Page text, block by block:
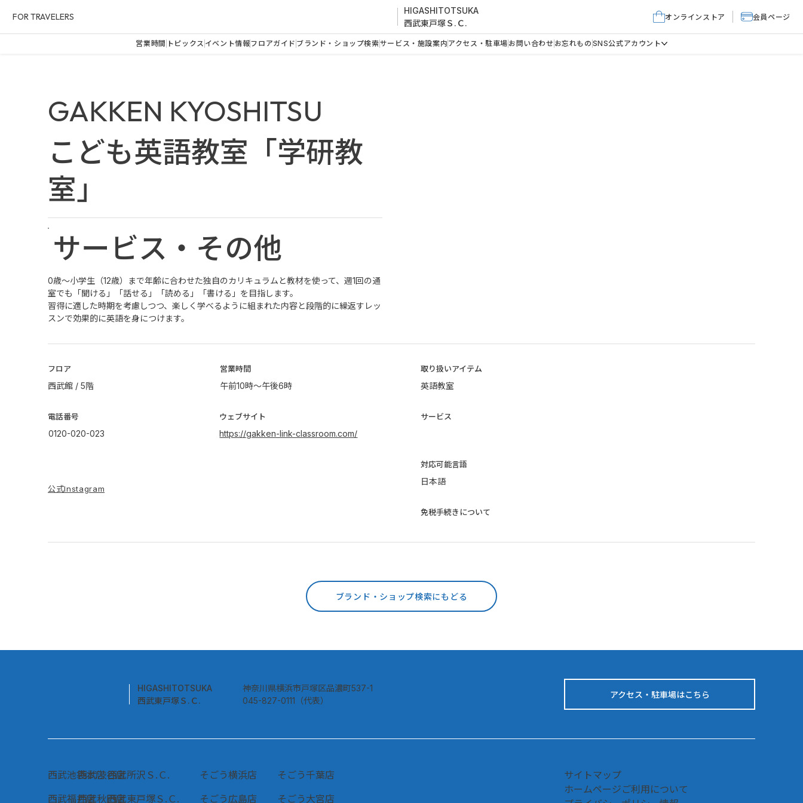
FOR TRAVELERS
HIGASHITOTSUKA
西武東戸塚Ｓ.Ｃ.
オンラインストア 会員ページ
営業時間 トピックス イベント情報フロアガイド ブランド・ショップ検索サービス・施設案内 アクセス・駐車場 お問い合わせ お忘れもの SNS公式アカウント
GAKKEN KYOSHITSU
こども英語教室「学研教
室」
サービス・その他
0歳～小学生（12歳）まで年齢に合わせた独自のカリキュラムと教材を使って、週1回の通
室でも「聞ける」「話せる」「読める」「書ける」を目指します。
習得に適した時期を考慮しつつ、楽しく学べるように組まれた内容と段階的に繰返すレッ
スンで効果的に英語を身につけます。
​フロア
西武館 / 5階
電話番号
0120-020-023
営業時間
午前10時～午後6時
ウェブサイト
https://gakken-link-classroom.com/
公式Instagram
取り扱いアイテム
英語教室
サービス
​対応可能言語
日本語
免税手続きについて
ブランド・ショップ検索にもどる
HIGASHITOTSUKA
西武東戸塚Ｓ.Ｃ.
神奈川県横浜市戸塚区品濃町537-1
045-827-0111（代表）
西武池袋本店
西武渋谷店
西武東戸塚Ｓ.Ｃ.
西武所沢Ｓ.Ｃ.
西武福井店西武秋田店
そごう横浜店
そごう千葉店
そごう大宮店
そごう広島店
アクセス・駐車場はこちら
サイトマップ
ホームページご利用について